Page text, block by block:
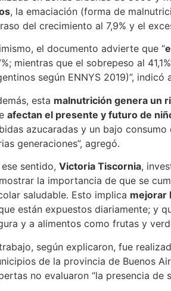
, la emaciación (forma de
del crecimiento al 7,9% y el
el documento advierte que “
mientras que el sobrepeso al
según ENNYS 2019)”, indicó
esta malnutrición genera un
afectan el presente y futuro de
azucaradas y un bajo
generaciones”, agregó.
ese sentido, Victoria Tiscornia,
la importancia de que se
saludable. Esto implica mejorar
están expuestos diariamente; y
y a alimentos como frutas y
según explicaron, fue
de la provincia de Buenos
no evaluaron “la presencia de